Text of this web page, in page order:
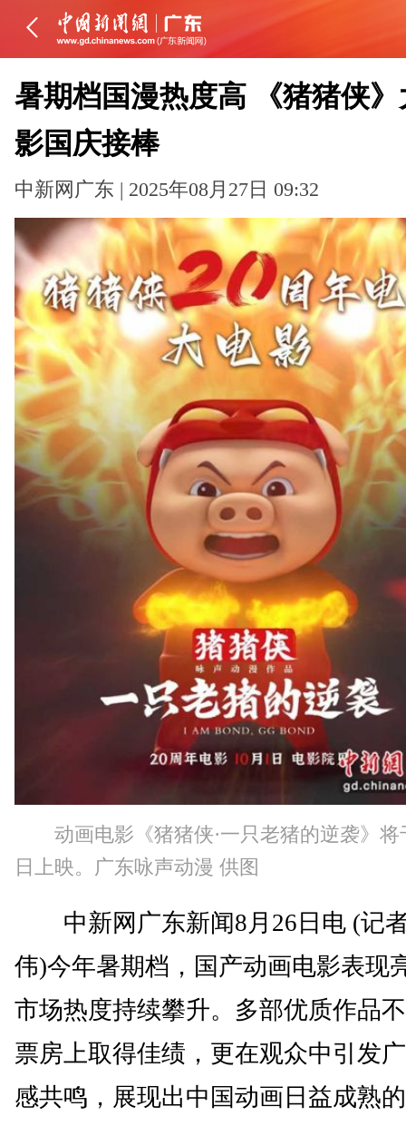
暑期档国漫热度高 《猪猪侠》
影国庆接棒
中新网广东 | 2025年08月27日 09:32
动画电影《猪猪侠·一只老猪的逆袭》将
日上映。广东咏声动漫 供图
中新网广东新闻8月26日电 (记
伟)今年暑期档，国产动画电影表现
市场热度持续攀升。多部优质作品
票房上取得佳绩，更在观众中引发
感共鸣，展现出中国动画日益成熟